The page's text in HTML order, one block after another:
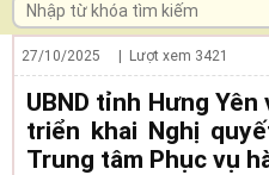
27/10/2025 | Lượt xem 3421
UBND tỉnh Hưng
triển khai Nghị
Trung tâm Phục vụ